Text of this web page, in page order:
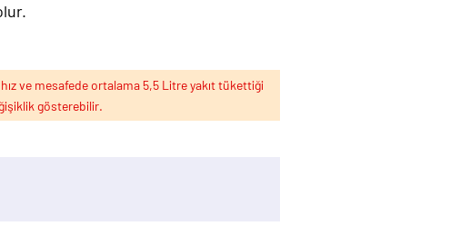
ve mesafede ortalama 5,5 Litre yakıt tükettiği
gösterebilir.